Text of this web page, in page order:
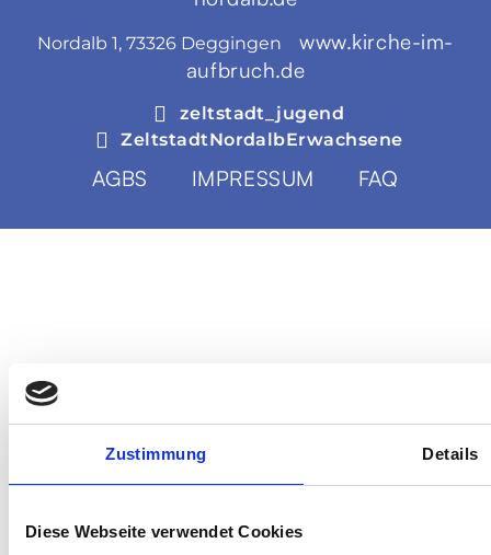
Zustimmung Details
Diese Webseite verwendet Cookies
Nordalb 1, 73326 Deggingen www.kirche-im-
aufbruch.de
zeltstadt_jugend
ZeltstadtNordalbErwachsene
AGBS IMPRESSUM FAQ